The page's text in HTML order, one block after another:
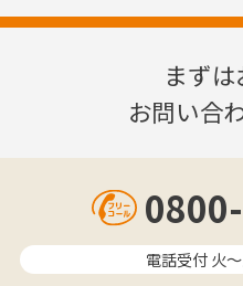
まず
お問い合
電話受付 火